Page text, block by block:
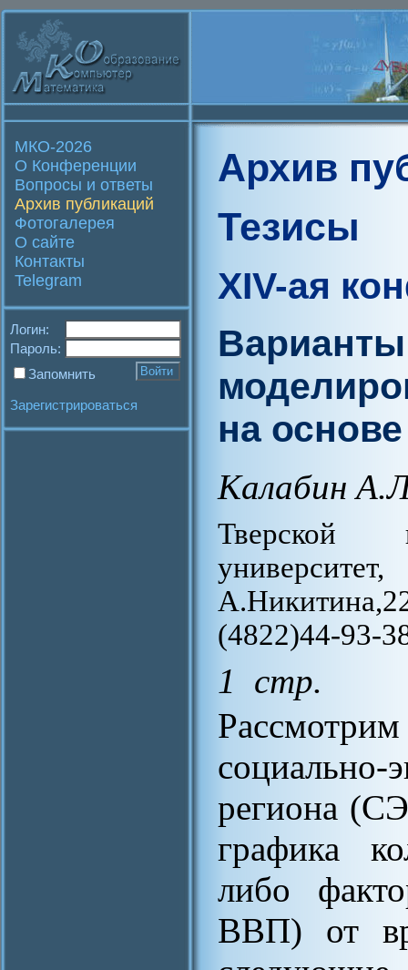
МКО-2026
О Конференции
Вопросы и ответы
Архив публикаций
Фотогалерея
О сайте
Контакты
Telegram
Логин:
Пароль:
Запомнить
Зарегистрироваться
Архив
Тезисы
XIV-ая
на
Калабин
Тверской
(4822)44-93-
1 стр.
региона
графика
либо
ВВП) от